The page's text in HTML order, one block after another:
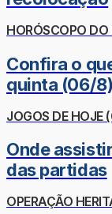
HORÓSCOPO DO
Confira o
quinta (06/8)
JOGOS DE
Onde
das partidas
OPERAÇÃO